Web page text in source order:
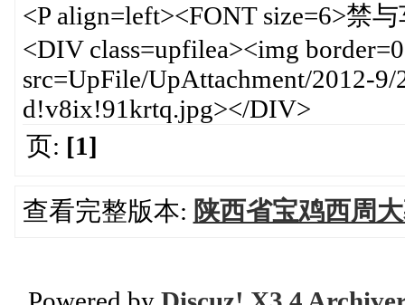
<P align=left><FONT size=6>禁
<DIV class=upfilea><img
src=UpFile/UpAttachment/2012-
d!v8ix!91krtq.jpg></DIV>
页: [1]
查看完整版本: 陕西省宝鸡西周